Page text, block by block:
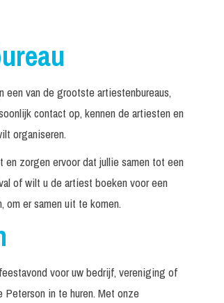
een van de grootste artiestenbureaus,
contact op, kennen de artiesten en
organiseren.
zorgen ervoor dat jullie samen tot een
of wilt u de artiest boeken voor een
er samen uit te komen.
voor uw bedrijf, vereniging of
Peterson in te huren. Met onze